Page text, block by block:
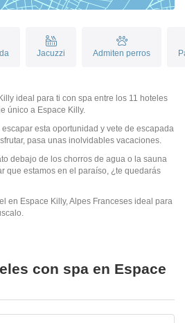
Jacuzzi Admiten perros
ideal para ti con spa entre los 11 hoteles
único a Espace Killy.
esta oportunidad y vete de escapada
pasa unas inolvidables vacaciones.
debajo de los chorros de agua o la sauna
que estamos en el paraíso, ¿te quedarás
en Espace Killy, Alpes Franceses ideal para
con spa en Espace